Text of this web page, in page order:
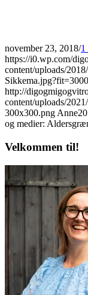
november 23, 2018/1
https://i0.wp.com/
content/uploads/
http://
content/uploads/
300x300.png Anne
og medier:
Velkommen til!